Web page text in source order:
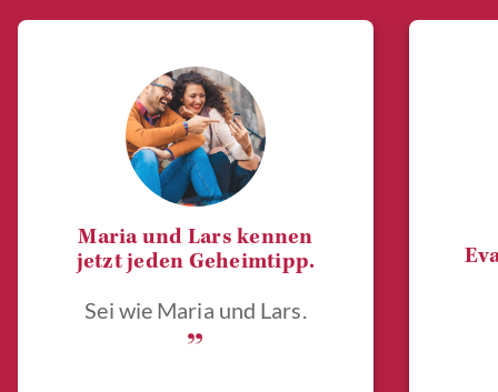
Maria und Lars kennen
jetzt jeden Geheimtipp.
Sei wie Maria und Lars.
„